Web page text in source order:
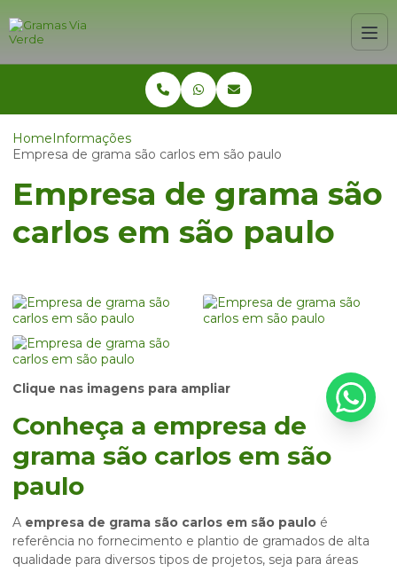
HomeInformações
Empresa de grama são carlos em são paulo
Empresa de grama são
carlos em são paulo
Clique nas imagens para ampliar
Conheça a empresa de
grama são carlos em são
paulo
A empresa de grama são carlos em são paulo é
referência no fornecimento e plantio de gramados de alta
qualidade para diversos tipos de projetos, seja para áreas